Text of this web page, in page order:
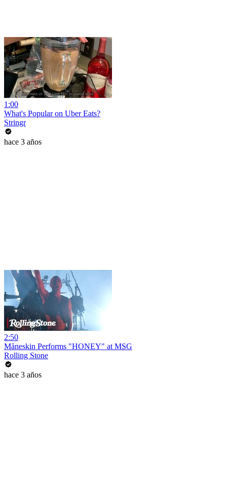
1:00
What's Popular on Uber Eats?
Stringr
hace 3 años
2:50
Måneskin Performs "HONEY" at MSG
Rolling Stone
hace 3 años